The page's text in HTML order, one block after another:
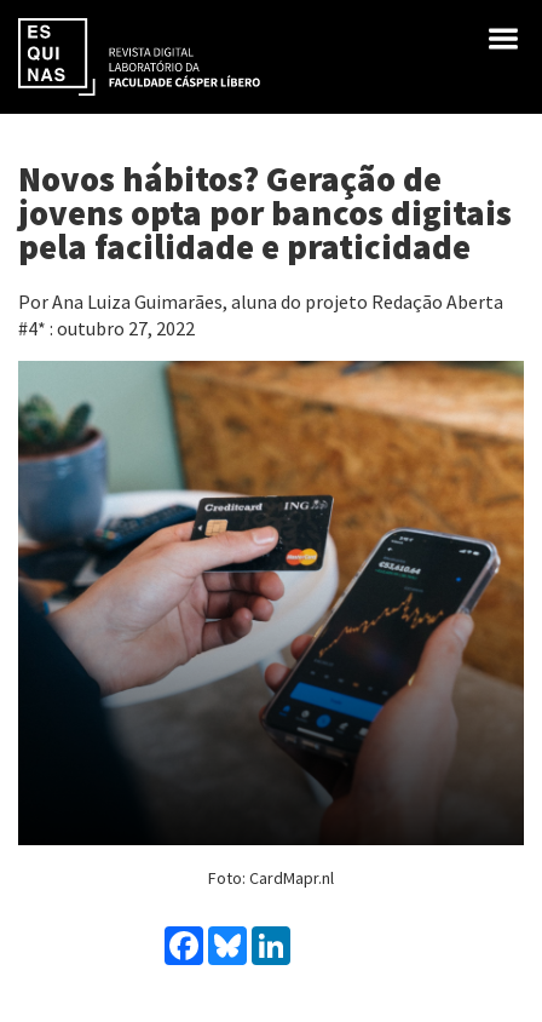
Novos hábitos? Geração de
jovens opta por bancos digitais
pela facilidade e praticidade
Por Ana Luiza Guimarães, aluna do projeto Redação Aberta
#4* : outubro 27, 2022
Foto: CardMapr.nl
Facebook
Bluesky